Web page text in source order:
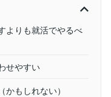
よりも就活でやるべ
せやすい
もしれない）